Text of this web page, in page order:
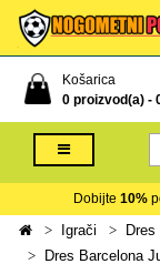
Košarica
0 proizvod(a) -
Dobijte 10%
Igrači
Dres Barcelona